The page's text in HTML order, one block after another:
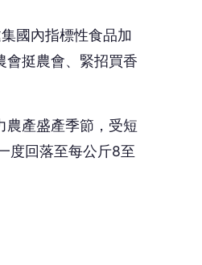
國內指標性食品加
會挺農會、緊招買香
農產盛產季節，受短
度回落至每公斤8至